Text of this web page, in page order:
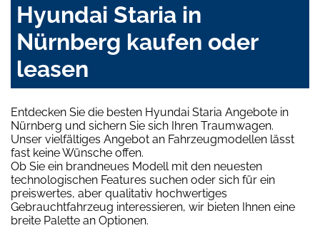
Hyundai Staria in
Nürnberg kaufen oder
leasen
Entdecken Sie die besten Hyundai Staria Angebote in
Nürnberg und sichern Sie sich Ihren Traumwagen.
Unser vielfältiges Angebot an Fahrzeugmodellen lässt
fast keine Wünsche offen.
Ob Sie ein brandneues Modell mit den neuesten
technologischen Features suchen oder sich für ein
preiswertes, aber qualitativ hochwertiges
Gebrauchtfahrzeug interessieren, wir bieten Ihnen eine
breite Palette an Optionen.